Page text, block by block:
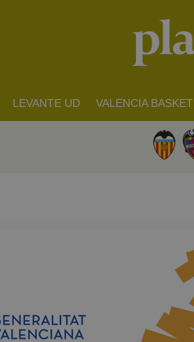
LEVANTE UD VALENCIA BASKET